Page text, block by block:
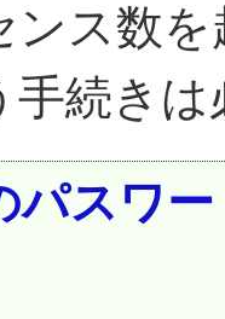
ンス数
手続き
パスワ